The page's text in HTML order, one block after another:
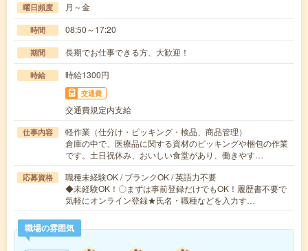
曜日頻度 月～金
時間 08:50～17:20
期間 長期でお仕事できる方、大歓迎！
時給 時給1300円
交通費
交通費規定内支給
仕事内容
軽作業（仕分け・ピッキング・検品、商品管理）
倉庫の中で、医療品に関する資材のピッキングや梱包の作業
です。土日祝休み、おいしい食堂があり、働きやす…
応募資格
職種未経験OK / ブランクOK / 英語力不要
◆未経験OK！〇まずは事前登録だけでもOK！履歴書不要で
気軽にオンライン登録★氏名・職種などを入力す…
職場の雰囲気